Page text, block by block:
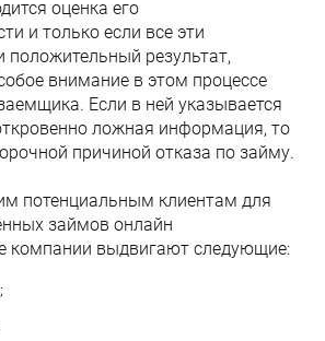
оценка его
и только если все эти
положительный результат,
внимание в этом процессе
Если в ней указывается
ложная информация, то
причиной отказа по займу.
потенциальным клиентам для
займов онлайн
компании выдвигают следующие: